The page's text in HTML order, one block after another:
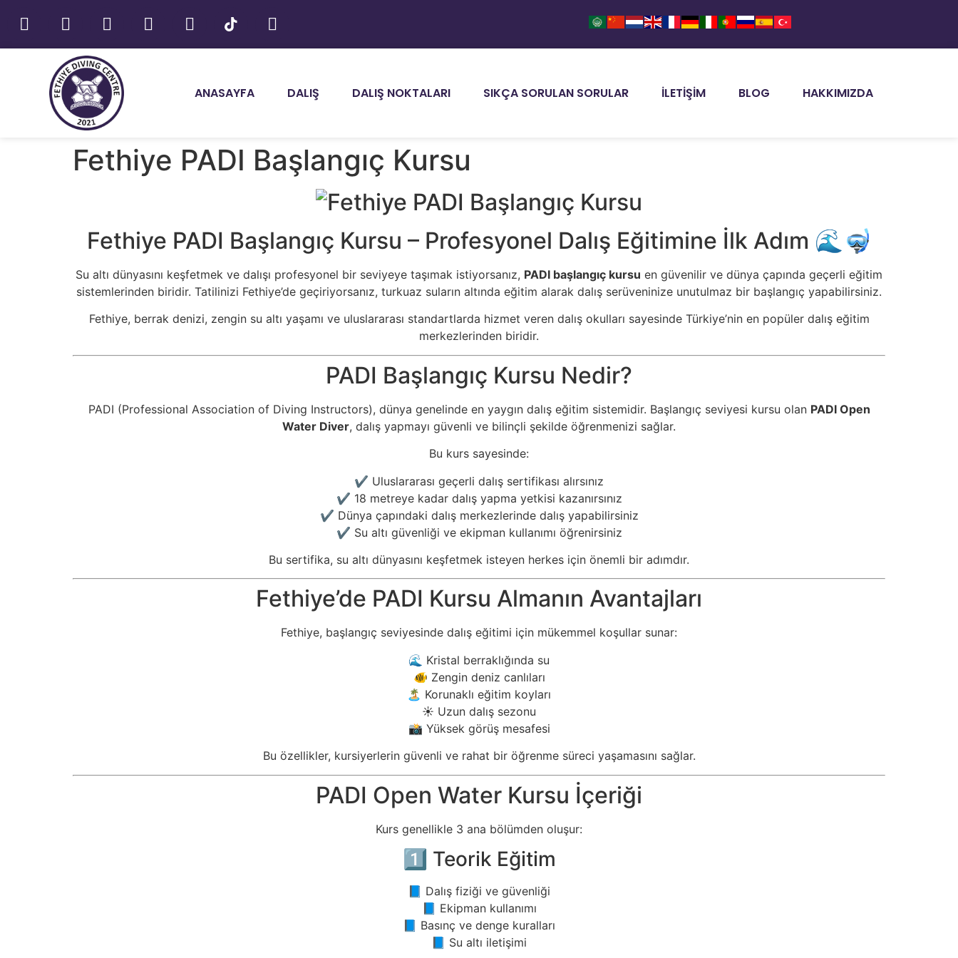
ANASAYFA DALIŞ DALIŞ NOKTALARI SIKÇA SORULAN SORULAR İLETIŞIM BLOG HAKKIMIZDA
Fethiye PADI Başlangıç Kursu
Fethiye PADI Başlangıç Kursu – Profesyonel Dalış Eğitimine İlk Adım 🌊🤿
Su altı dünyasını keşfetmek ve dalışı profesyonel bir seviyeye taşımak istiyorsanız, PADI başlangıç kursu en güvenilir ve dünya çapında geçerli eğitim
sistemlerinden biridir. Tatilinizi Fethiye’de geçiriyorsanız, turkuaz suların altında eğitim alarak dalış serüveninize unutulmaz bir başlangıç yapabilirsiniz.
Fethiye, berrak denizi, zengin su altı yaşamı ve uluslararası standartlarda hizmet veren dalış okulları sayesinde Türkiye’nin en popüler dalış eğitim
merkezlerinden biridir.
PADI Başlangıç Kursu Nedir?
PADI (Professional Association of Diving Instructors), dünya genelinde en yaygın dalış eğitim sistemidir. Başlangıç seviyesi kursu olan PADI Open
Water Diver, dalış yapmayı güvenli ve bilinçli şekilde öğrenmenizi sağlar.
Bu kurs sayesinde:
✔ Uluslararası geçerli dalış sertifikası alırsınız
✔ 18 metreye kadar dalış yapma yetkisi kazanırsınız
✔ Dünya çapındaki dalış merkezlerinde dalış yapabilirsiniz
✔ Su altı güvenliği ve ekipman kullanımı öğrenirsiniz
Bu sertifika, su altı dünyasını keşfetmek isteyen herkes için önemli bir adımdır.
Fethiye’de PADI Kursu Almanın Avantajları
Fethiye, başlangıç seviyesinde dalış eğitimi için mükemmel koşullar sunar:
🌊 Kristal berraklığında su
🐠 Zengin deniz canlıları
🏝️ Korunaklı eğitim koyları
☀️ Uzun dalış sezonu
📸 Yüksek görüş mesafesi
Bu özellikler, kursiyerlerin güvenli ve rahat bir öğrenme süreci yaşamasını sağlar.
PADI Open Water Kursu İçeriği
Kurs genellikle 3 ana bölümden oluşur:
1️⃣ Teorik Eğitim
📘 Dalış fiziği ve güvenliği
📘 Ekipman kullanımı
📘 Basınç ve denge kuralları
📘 Su altı iletişimi